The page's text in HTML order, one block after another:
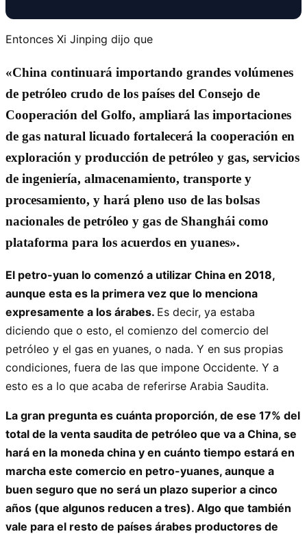
Entonces Xi Jinping dijo que
«China continuará importando grandes volúmenes
de petróleo crudo de los países del Consejo de
Cooperación del Golfo, ampliará las importaciones
de gas natural licuado fortalecerá la cooperación en
exploración y producción de petróleo y gas, servicios
de ingeniería, almacenamiento, transporte y
procesamiento, y hará pleno uso de las bolsas
nacionales de petróleo y gas de Shanghái como
plataforma para los acuerdos en yuanes».
El petro-yuan lo comenzó a utilizar China en 2018,
aunque esta es la primera vez que lo menciona
expresamente a los árabes. Es decir, ya estaba
diciendo que o esto, el comienzo del comercio del
petróleo y el gas en yuanes, o nada. Y en sus propias
condiciones, fuera de las que impone Occidente. Y a
esto es a lo que acaba de referirse Arabia Saudita.
La gran pregunta es cuánta proporción, de ese 17% del
total de la venta saudita de petróleo que va a China, se
hará en la moneda china y en cuánto tiempo estará en
marcha este comercio en petro-yuanes, aunque a
buen seguro que no será un plazo superior a cinco
años (que algunos reducen a tres). Algo que también
vale para el resto de países árabes productores de